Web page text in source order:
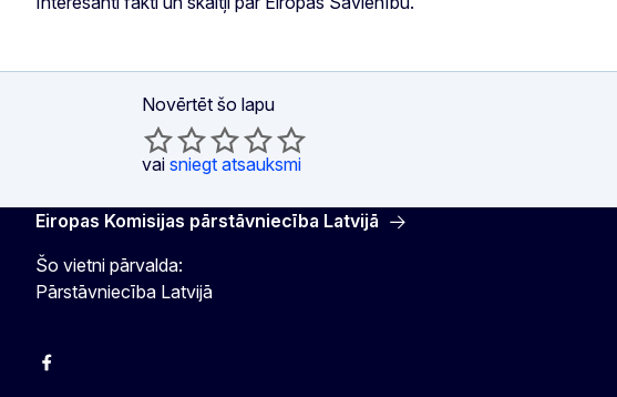
Novērtēt šo lapu
vai sniegt atsauksmi
Eiropas Komisijas pārstāvniecība Latvijā
Šo vietni pārvalda:
Pārstāvniecība Latvijā
Facebook